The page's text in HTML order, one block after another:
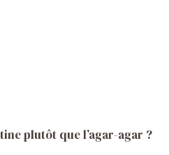
plutôt que l’agar-agar ?